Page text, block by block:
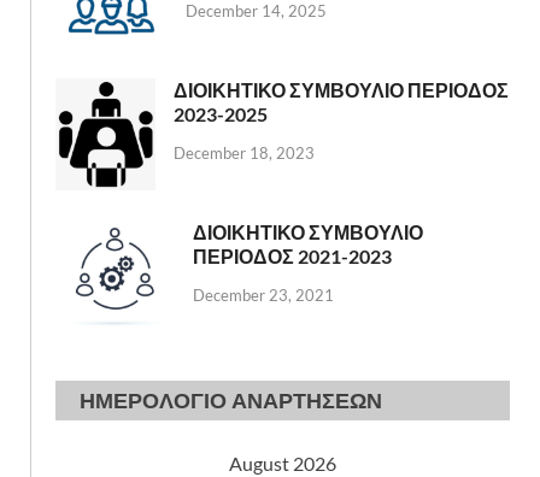
December 14, 2025
ΔΙΟΙΚΗΤΙΚΟ ΣΥΜΒΟΥΛΙΟ ΠΕΡΙΟΔΟΣ
2023-2025
December 18, 2023
ΔΙΟΙΚΗΤΙΚΟ ΣΥΜΒΟΥΛΙΟ
ΠΕΡΙΟΔΟΣ 2021-2023
December 23, 2021
ΗΜΕΡΟΛΟΓΙΟ ΑΝΑΡΤΗΣΕΩΝ
August 2026